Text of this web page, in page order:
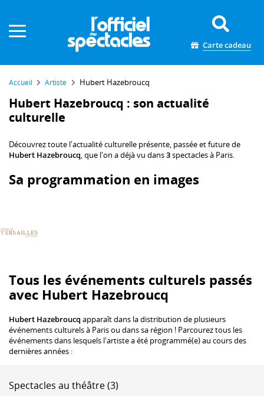
Carte cadeau
Accueil Artiste Hubert Hazebroucq
Hubert Hazebroucq : son actualité
culturelle
Découvrez toute l'actualité culturelle présente, passée et future de
Hubert Hazebroucq, que l'on a déjà vu dans3spectacles à Paris.
Sa programmation en images
Tous les événements culturels passés
avec Hubert Hazebroucq
Hubert Hazebroucq apparaît dans la distribution de plusieurs
événements culturels à Paris ou dans sa région ! Parcourez tous les
événements dans lesquels l'artiste a été programmé(e) au cours des
dernières années :
Spectacles au théâtre (3)